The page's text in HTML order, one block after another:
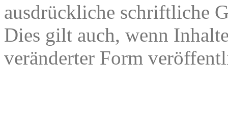
ausdrückliche schriftliche
Dies gilt auch, wenn
veränderter Form